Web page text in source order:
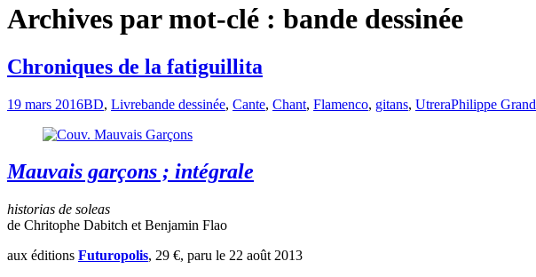
Archives par mot-clé : bande dessinée
Chroniques de la fatiguillita
19 mars 2016BD, Livrebande dessinée, Cante, Chant, Flamenco, gitans, UtreraPhilippe Grand
Mauvais garçons ; intégrale
historias de soleas
de Chritophe Dabitch et Benjamin Flao
aux éditions Futuropolis, 29 €, paru le 22 août 2013